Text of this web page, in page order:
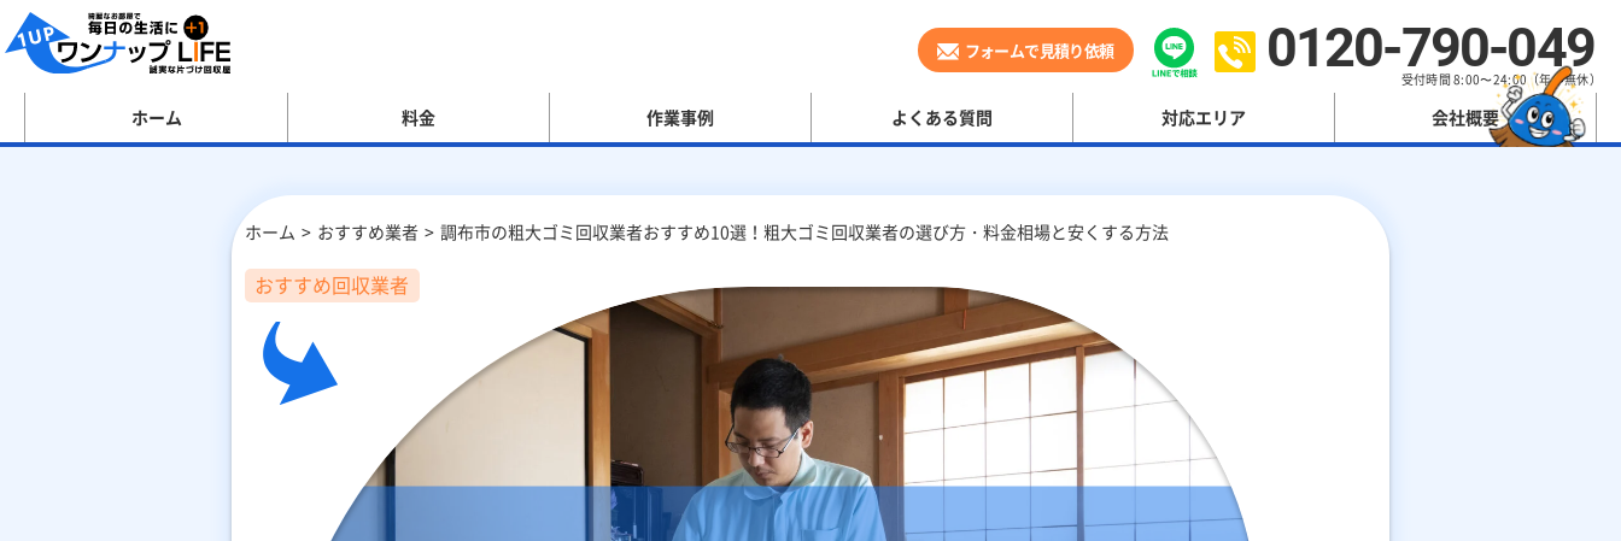
フォームで見積り依頼 0120-790-049
受付時間 8:00〜24:00（年中無休）
ホーム 料金 作業事例 よくある質問 対応エリア 会社概要
ホーム おすすめ業者 調布市の粗大ゴミ回収業者おすすめ10選！粗大ゴミ回収業者の選び方・料金相場と安くする方法
おすすめ回収業者